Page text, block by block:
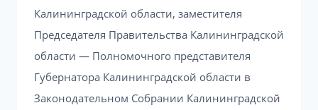
Калининградской области, заместителя
Председателя Правительства Калининградской
области — Полномочного представителя
Губернатора Калининградской области в
Законодательном Собрании Калининградской